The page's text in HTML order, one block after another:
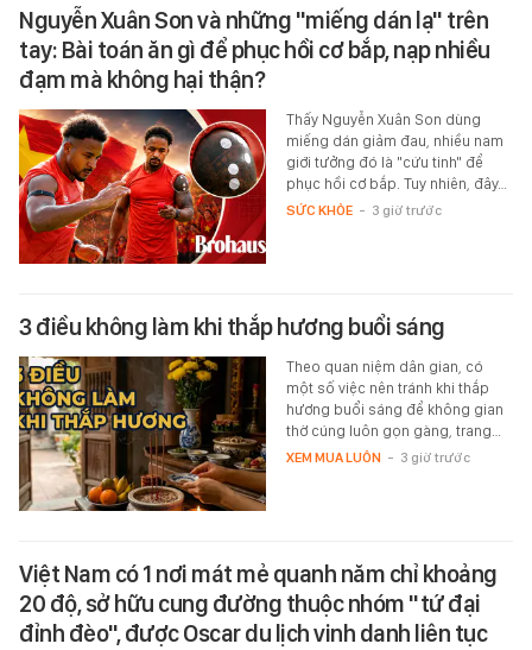
Nguyễn Xuân Son và những "miếng dán lạ" trên
tay: Bài toán ăn gì để phục hồi cơ bắp, nạp nhiều
đạm mà không hại thận?
Thấy Nguyễn Xuân Son dùng
miếng dán giảm đau, nhiều nam
giới tưởng đó là "cứu tinh" để
phục hồi cơ bắp. Tuy nhiên, đây…
SỨC KHỎE - 3 giờ trước
3 điều không làm khi thắp hương buổi sáng
Theo quan niệm dân gian, có
một số việc nên tránh khi thắp
hương buổi sáng để không gian
thờ cúng luôn gọn gàng, trang…
XEM MUA LUÔN - 3 giờ trước
Việt Nam có 1 nơi mát mẻ quanh năm chỉ khoảng
20 độ, sở hữu cung đường thuộc nhóm "tứ đại
đỉnh đèo", được Oscar du lịch vinh danh liên tục